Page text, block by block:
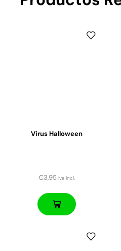
Virus Halloween
€3,95 iva incl.